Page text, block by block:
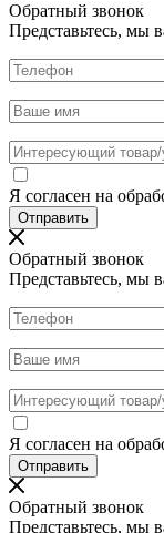
Обратный звонок
Представьтесь, мы
Я согласен на
Обратный звонок
Представьтесь, мы
Я согласен на
Обратный звонок
Представьтесь, мы